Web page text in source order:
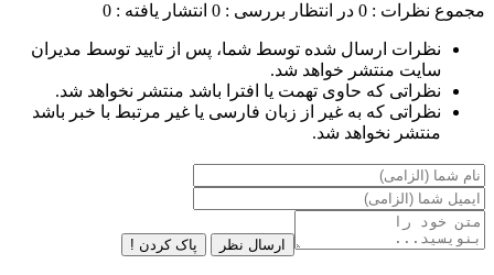
مجموع نظرات : 0 در انتظار بررسی : 0 انتشار یافته : 0
نظرات ارسال شده توسط شما، پس از تایید توسط مدیران
سایت منتشر خواهد شد.
نظراتی که حاوی تهمت یا افترا باشد منتشر نخواهد شد.
نظراتی که به غیر از زبان فارسی یا غیر مرتبط با خبر باشد
منتشر نخواهد شد.
ارسال نظر پاک کردن !